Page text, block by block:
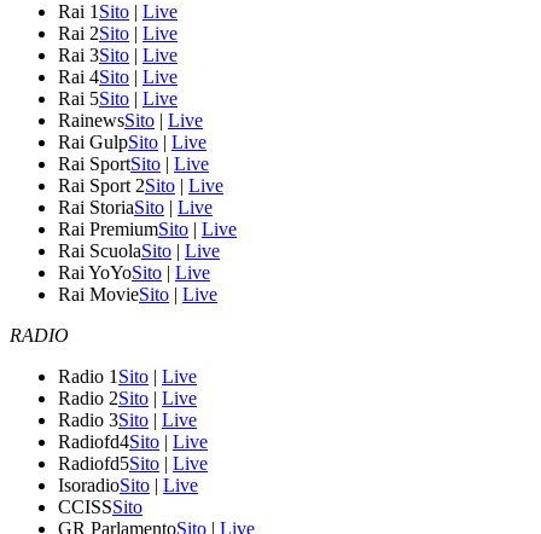
Rai 1 Sito | Live
Rai 2Sito | Live
Rai 3Sito | Live
Rai 4Sito | Live
Rai 5Sito | Live
RainewsSito | Live
Rai GulpSito | Live
Rai SportSito | Live
Rai Sport 2Sito | Live
Rai StoriaSito | Live
Rai PremiumSito | Live
Rai ScuolaSito | Live
Rai YoYoSito | Live
Rai MovieSito | Live
RADIO
Radio 1 Sito | Live
Radio 2Sito | Live
Radio 3Sito | Live
Radiofd4Sito | Live
Radiofd5Sito | Live
IsoradioSito | Live
CCISSSito
GR ParlamentoSito | Live